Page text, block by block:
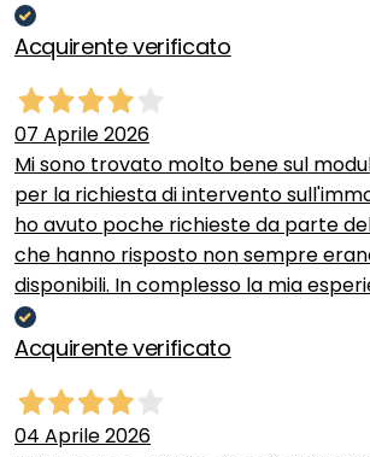
Acquirente verificato
07 Aprile 2026
Mi sono trovato molto bene sul
per la richiesta di intervento
ho avuto poche richieste da parte
che hanno risposto non sempre
disponibili. In complesso la mia
Acquirente verificato
04 Aprile 2026